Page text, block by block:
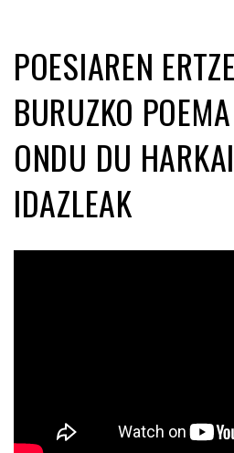
POESIAREN
BURUZKO
ONDU DU
IDAZLEAK